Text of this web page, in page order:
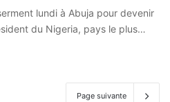
lundi à Abuja pour devenir
du Nigeria, pays le plus…
Page suivante